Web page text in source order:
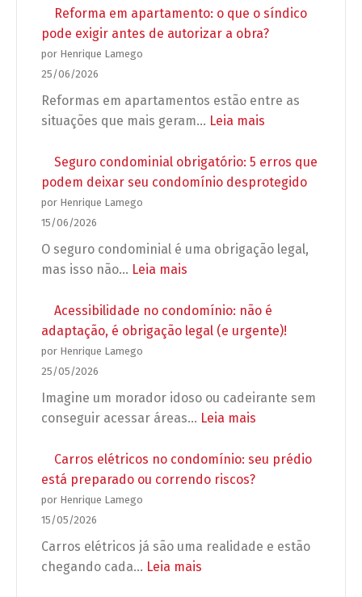
para
as
Regras
para
propagandas
e
no
Reforma em apartamento: o que o síndico
pode exigir antes de autorizar a obra?
por Henrique Lamego
25/06/2026
Reformas em apartamentos estão entre as
situações que mais geram… Leia mais
em
apartamento:
o
síndico
exigir
antes
obra?
Seguro condominial obrigatório: 5 erros que
podem deixar seu condomínio desprotegido
por Henrique Lamego
15/06/2026
O seguro condominial é uma obrigação legal,
mas isso não… Leia mais
condominial
obrigatório:
podem
seu
condomínio
Acessibilidade no condomínio: não é
adaptação, é obrigação legal (e urgente)!
por Henrique Lamego
25/05/2026
Imagine um morador idoso ou cadeirante sem
conseguir acessar áreas… Leia mais
no
adaptação,
Carros elétricos no condomínio: seu prédio
está preparado ou correndo riscos?
por Henrique Lamego
15/05/2026
Carros elétricos já são uma realidade e estão
chegando cada… Leia mais